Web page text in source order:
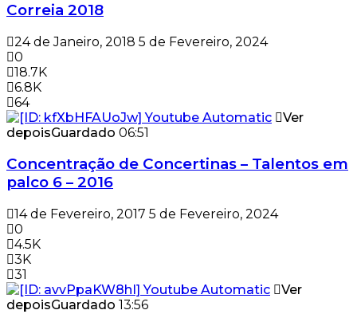
Correia 2018
24 de Janeiro, 2018 5 de Fevereiro, 2024
0
18.7K
6.8K
64
Ver
depoisGuardado 06:51
Concentração de Concertinas – Talentos em
palco 6 – 2016
14 de Fevereiro, 2017 5 de Fevereiro, 2024
0
4.5K
3K
31
Ver
depoisGuardado 13:56